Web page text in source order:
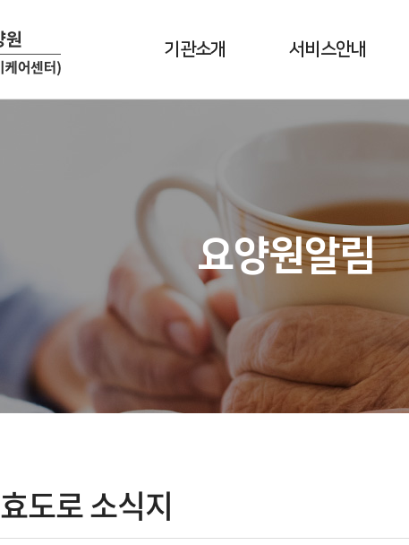
기관소개
조직도
오시는길
서비스안내
생활서비스
영양 서비스
운영 프로그램
요양원알림
효도로 소식지